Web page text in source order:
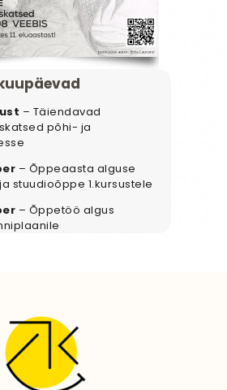
– Täiendavad
põhi- ja
– Õppeaasta alguse
stuudioõppe 1.kursustele
– Õppetöö algus